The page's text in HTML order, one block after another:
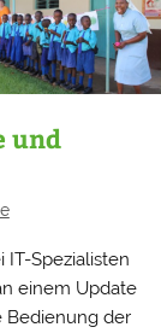
und
Spezialisten
einem Update
Bedienung der